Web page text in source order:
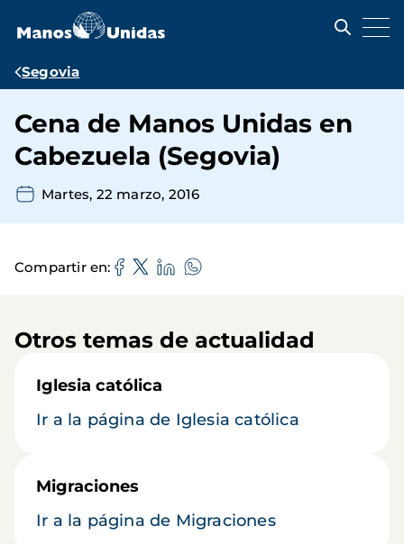
contenido
Ruta
navegación
Segovia
Cena de Manos Unidas en
Cabezuela (Segovia)
Martes, 22 marzo, 2016
Compartir en
Otros temas de actualidad
Iglesia católica
Ir a la página de Iglesia católica
Migraciones
Ir a la página de Migraciones